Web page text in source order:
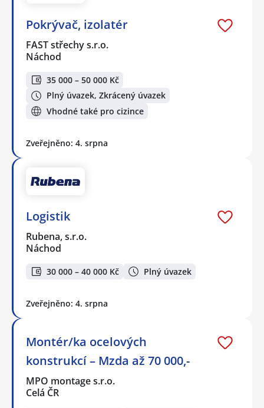
Pokrývač, izolatér
FAST střechy s.r.o.
Náchod
35 000 – 50 000 Kč
Plný úvazek, Zkrácený úvazek
Vhodné také pro cizince
Zveřejněno: 4. srpna
Logistik
Rubena, s.r.o.
Náchod
30 000 – 40 000 Kč Plný úvazek
Zveřejněno: 4. srpna
Montér/ka ocelových
konstrukcí – Mzda až 70 000,-
MPO montage s.r.o.
Celá ČR